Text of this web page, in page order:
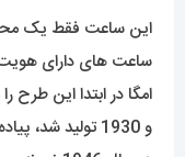
این ساعت فقط یک
ساعت های دارای
و 1930 تولید شد، پیاده کرد.